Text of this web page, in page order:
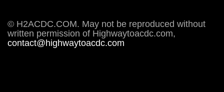
© H2ACDC.COM. May not be reproduced without
written permission of Highwaytoacdc.com,
contact@highwaytoacdc.com